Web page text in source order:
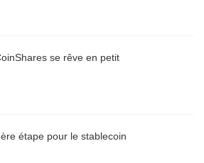
se rêve en petit
étape pour le stablecoin